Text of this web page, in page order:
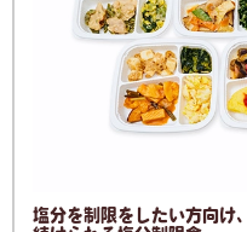
塩分を制限をしたい方向け